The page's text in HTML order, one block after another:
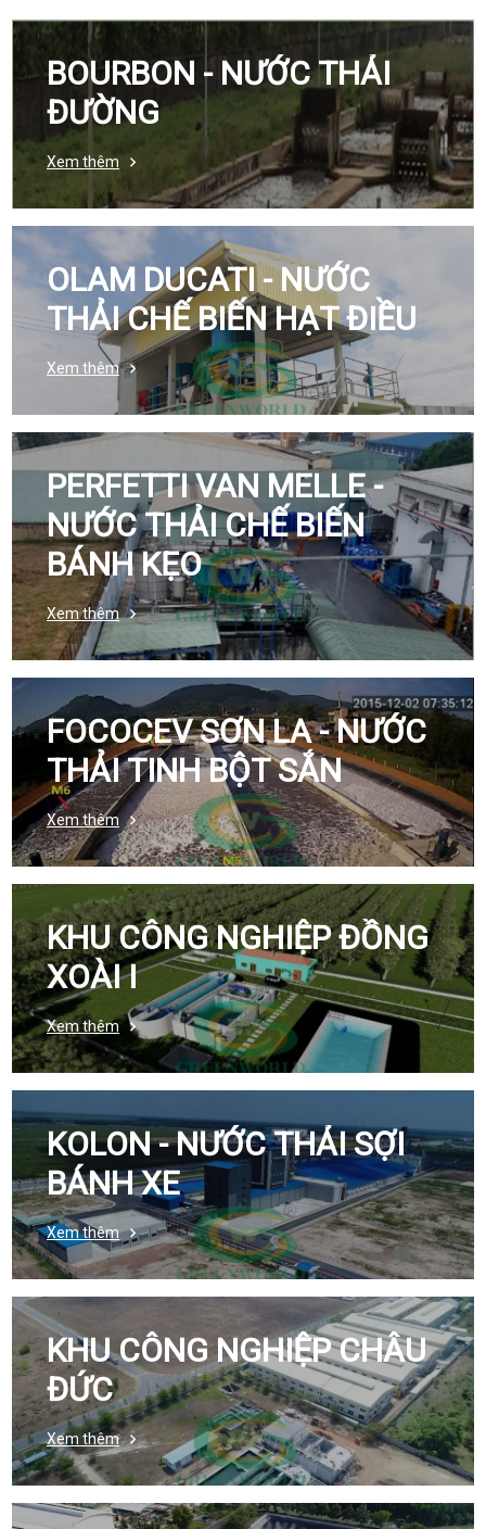
BOURBON - NƯỚC THẢI
ĐƯỜNG
Xem thêm
OLAM DUCATI - NƯỚC
THẢI CHẾ BIẾN HẠT ĐIỀU
Xem thêm
PERFETTI VAN MELLE -
NƯỚC THẢI CHẾ BIẾN
BÁNH KẸO
Xem thêm
FOCOCEV SƠN LA - NƯỚC
THẢI TINH BỘT SẮN
Xem thêm
KHU CÔNG NGHIỆP ĐỒNG
XOÀI I
Xem thêm
KOLON - NƯỚC THẢI SỢI
BÁNH XE
Xem thêm
KHU CÔNG NGHIỆP CHÂU
ĐỨC
Xem thêm